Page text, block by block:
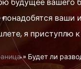
ваши
я приступлю
» Будет ли